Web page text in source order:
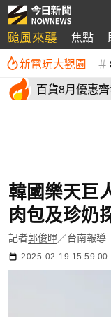
颱風來襲 焦點
新電玩大觀園
百貨8月優惠
韓國樂天巨
肉包及珍奶
記者郭俊暉 ／台南報導
2025-02-19 15:59:00